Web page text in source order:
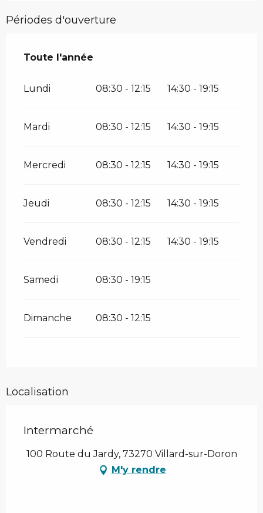
Périodes d'ouverture
Toute l'année
Toute l'année
Lundi 08:30 - 12:15 14:30 - 19:15
Mardi 08:30 - 12:15 14:30 - 19:15
Mercredi 08:30 - 12:15 14:30 - 19:15
Jeudi 08:30 - 12:15 14:30 - 19:15
Vendredi 08:30 - 12:15 14:30 - 19:15
Samedi 08:30 - 19:15
Dimanche 08:30 - 12:15
Localisation
Intermarché
100 Route du Jardy, 73270 Villard-sur-Doron
M'y rendre